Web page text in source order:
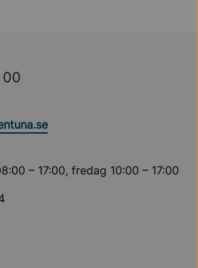
00
– 17:00, fredag 10:00 – 17:00